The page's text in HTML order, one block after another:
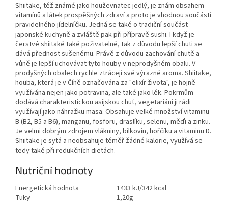
Shiitake, též známé jako houževnatec jedlý, je znám obsahem
vitamínů a látek prospěšných zdraví a proto je vhodnou součástí
pravidelného jídelníčku. Jedná se také o tradiční součást
japonské kuchyně a zvláště pak při přípravě sushi. I když je
čerstvé shiitaké také poživatelné, tak z důvodu lepší chuti se
dává přednost sušenému. Právě z důvodu zachování chutě a
vůně je lepší uchovávat tyto houby v neprodyšném obalu. V
prodyšných obalech rychle ztrácejí své výrazné aroma. Shiitake,
houba, která je v Číně označována za "elixír života", je hojně
využívána nejen jako potravina, ale také jako lék. Pokrmům
dodává charakteristickou asijskou chuť, vegetariáni ji rádi
využívají jako náhražku masa. Obsahuje velké množství vitaminu
B (B2, B5 a B6), manganu, fosforu, draslíku, selenu, měďi a zinku.
Je velmi dobrým zdrojem vlákniny, bílkovin, hořčíku a vitaminu D.
Shiitake je sytá a neobsahuje téměř žádné kalorie, využívá se
tedy také při redukčních dietách.
Nutriční hodnoty
Energetická hodnota
1433 kJ/342 kcal
Tuky
1,20g